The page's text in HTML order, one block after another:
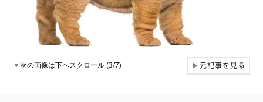
▼次の画像は下へスクロール (3/7) ▶元記事を見る